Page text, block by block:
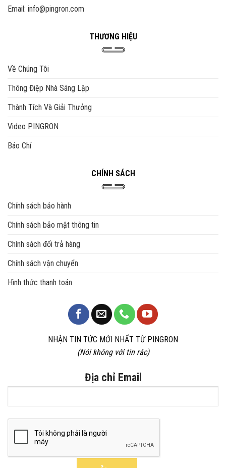
Email: info@pingron.com
THƯƠNG HIỆU
Về Chúng Tôi
Thông Điệp Nhà Sáng Lập
Thành Tích Và Giải Thưởng
Video PINGRON
Báo Chí
CHÍNH SÁCH
Chính sách bảo hành
Chính sách bảo mật thông tin
Chính sách đổi trả hàng
Chính sách vận chuyển
Hình thức thanh toán
NHẬN TIN TỨC MỚI NHẤT TỪ PINGRON
(Nói không với tin rác)
Địa chỉ Email